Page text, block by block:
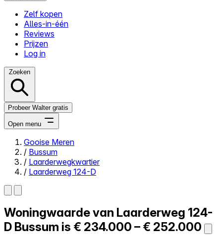
Zelf kopen
Alles-in-één
Reviews
Prijzen
Log in
Zoeken
Probeer Walter gratis
Open menu
Close menu
Zelf kopen
Alles-in-één
Reviews
Gooise Meren
/ Bussum
/ Laarderwegkwartier
/ Laarderweg 124-D
Woningwaarde van Laarderweg 124-
D Bussum is € 234.000 – € 252.000